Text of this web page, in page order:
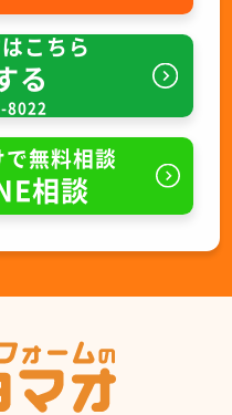
こちら
る
8022
無料相談
相談